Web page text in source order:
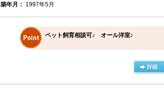
築年月： 1997年5月
ペット飼育相談可♪ オール洋室♪